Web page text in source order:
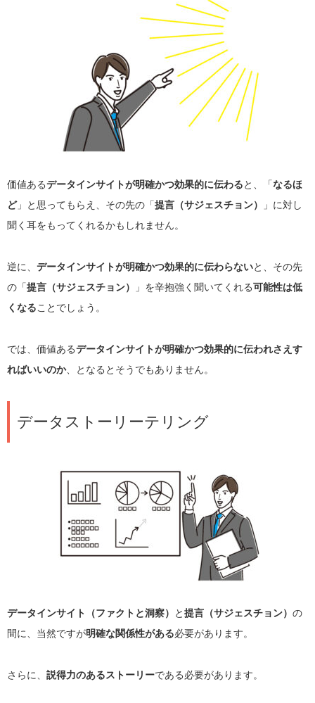
価値あるデータインサイトが明確かつ効果的に伝わると、「なるほ
ど」と思ってもらえ、その先の「提言（サジェスチョン）
」に対し
聞く耳をもってくれるかもしれません。
逆に、 データインサイトが明確かつ効果的に伝わらないと、その先
の「提言（サジェスチョン） 」を辛抱強く聞いてくれる可能性は低
くなることでしょう。
では、価値あるデータインサイトが明確かつ効果的に伝われさえす
ればいいのか、となるとそうでもありません。
データストーリーテリング
データインサイト（ファクトと洞察） と提言（サジェスチョン） の
間に、当然ですが明確な関係性がある必要があります。
さらに、 説得力のあるストーリーである必要があります。